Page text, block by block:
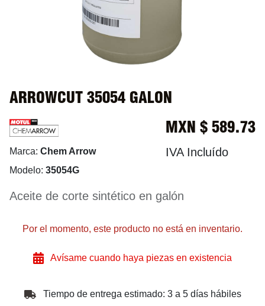
ARROWCUT 35054 GALON
Marca: Chem Arrow
Modelo: 35054G
MXN $ 589.73
IVA Incluído
Aceite de corte sintético en galón
Por el momento, este producto no está en inventario.
Avísame cuando haya piezas en existencia
Tiempo de entrega estimado: 3 a 5 días hábiles